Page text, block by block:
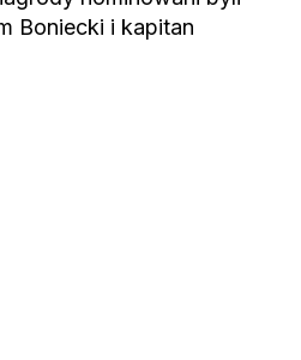
Boniecki i kapitan